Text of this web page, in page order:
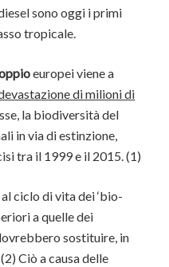
sono oggi i primi
tropicale.
europei viene a
di milioni di
la biodiversità del
in via di estinzione,
tra il 1999 e il 2015. (1)
ciclo di vita dei ‘bio-
a quelle dei
sostituire, in
Ciò a causa delle